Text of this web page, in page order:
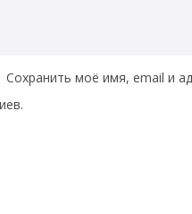
Сохранить моё имя, email и